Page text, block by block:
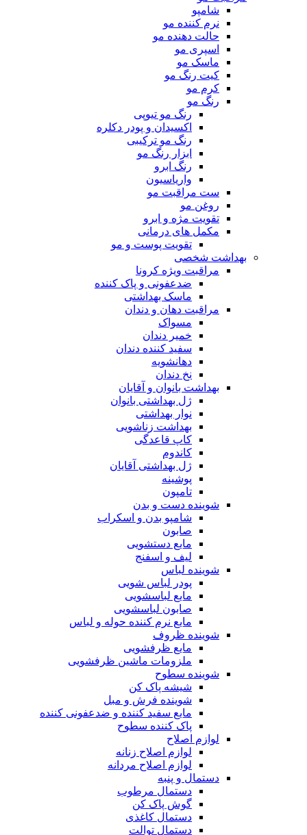
شامپو
نرم کننده مو
حالت دهنده مو
اسپری مو
ماسک مو
کیت رنگ مو
کرم مو
رنگ مو
رنگ مو تیوپی
اکسیدان و پودر دکلره
رنگ مو ترکیبی
ابزار رنگ مو
رنگ ابرو
واریاسیون
ست مراقبت مو
روغن مو
تقویت مژه و ابرو
مکمل های درمانی
تقویت پوست و مو
بهداشت شخصی
مراقبت ویژه کرونا
ضدعفونی و پاک کننده
ماسک بهداشتی
مراقبت دهان و دندان
مسواک
خمیر دندان
سفید کننده دندان
دهانشویه
نخ دندان
بهداشت بانوان و آقایان
ژل بهداشتی بانوان
نوار بهداشتی
بهداشت زناشویی
کاپ قاعدگی
کاندوم
ژل بهداشتی آقایان
پوشینه
تامپون
شوینده دست و بدن
شامپو بدن و اسکراب
صابون
مایع دستشویی
لیف و اسفنج
شوینده لباس
پودر لباس شویی
مایع لباسشویی
صابون لباسشویی
مایع نرم کننده حوله و لباس
شوینده ظروف
مایع ظرفشویی
ملزومات ماشین ظرفشویی
شوینده سطوح
شیشه پاک کن
شوینده فرش و مبل
مایع سفید کننده و ضدعفونی کننده
پاک کننده سطوح
لوازم اصلاح
لوازم اصلاح زنانه
لوازم اصلاح مردانه
دستمال و پنبه
دستمال مرطوب
گوش پاک کن
دستمال کاغذی
دستمال توالت